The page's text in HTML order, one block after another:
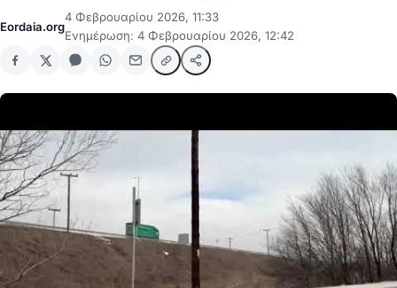
Eordaia.org
4 Φεβρουαρίου 2026, 11:33
Ενημέρωση: 4 Φεβρουαρίου 2026, 12:42